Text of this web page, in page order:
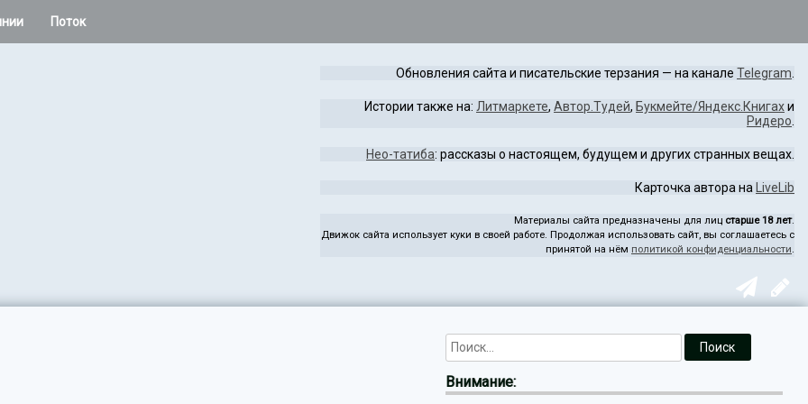
Поток
Обновления сайта и писательские терзания — на канале Telegram
Истории также на: Литмаркете, Автор.Тудей, Букмейте/Яндекс.Книгахи
Ридеро
Нео-татиба: рассказы о настоящем, будущем и других странных вещах.
Карточка автора на LiveLib
Материалы сайта предназначены для лиц старше 18 лет.
Движок сайта использует куки в своей работе. Продолжая использовать сайт, вы соглашаетесь с
принятой на нём политикой конфиденциальности.
Внимание: